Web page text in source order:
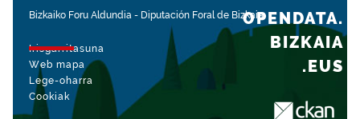
Bizkaiko Foru Aldundia - Diputación Foral de Bizkaia
Irisgarritasuna
Web mapa
Lege-oharra
Cookiak
OPENDATA.
BIZKAIA
.EUS